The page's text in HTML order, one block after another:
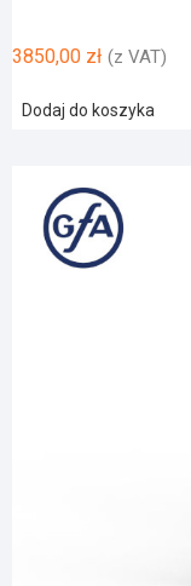
3850,00 zł (z VAT)
Dodaj do koszyka